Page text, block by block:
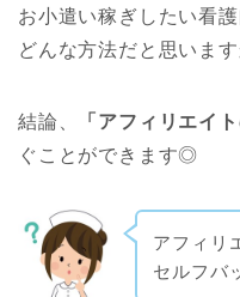
お小遣い稼ぎしたい看
どんな方法だと思います
結論、 「アフィリエイ
ぐことができます◎
アフィリ
セルフバ